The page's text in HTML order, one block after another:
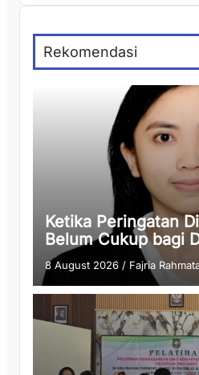
Rekomendasi
Ketika Peringatan
Belum Cukup bagi
8 August 2026 / Fajria